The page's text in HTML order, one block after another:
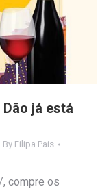
já está
By Filipa Pais
compre os